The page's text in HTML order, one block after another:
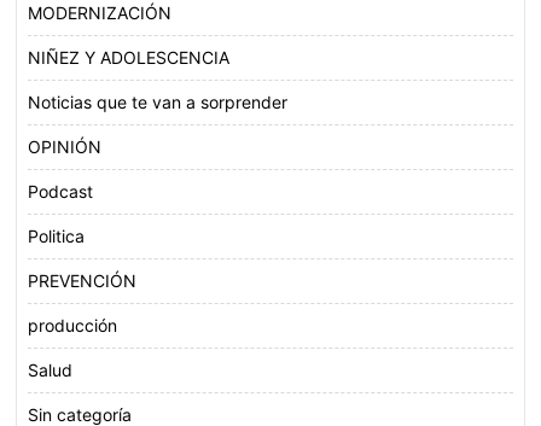
MODERNIZACIÓN
NIÑEZ Y ADOLESCENCIA
Noticias que te van a sorprender
OPINIÓN
Podcast
Politica
PREVENCIÓN
producción
Salud
Sin categoría